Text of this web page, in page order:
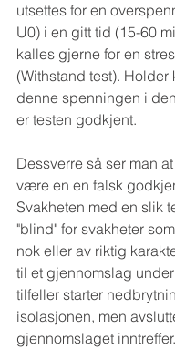
utsettes for en
U0) i en gitt tid (15-60
kalles gjerne for en
(Withstand test).
denne spenningen i
er testen godkjent.
Dessverre så ser man
være en en falsk
Svakheten med en slik
"blind" for svakheter
nok eller av riktig
til et gjennomslag
tilfeller starter
isolasjonen, men
gjennomslaget